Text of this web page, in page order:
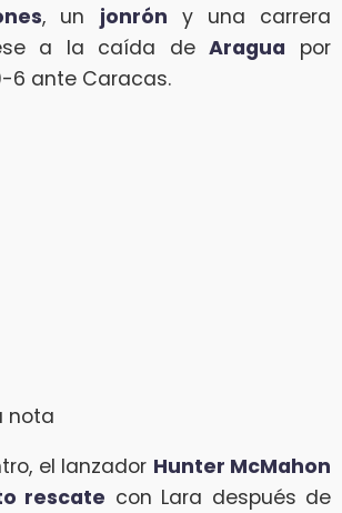
, un jonrón y una carrera
a la caída deAragua por
6 ante Caracas.
el lanzador Hunter McMahon
rescate con Lara después de